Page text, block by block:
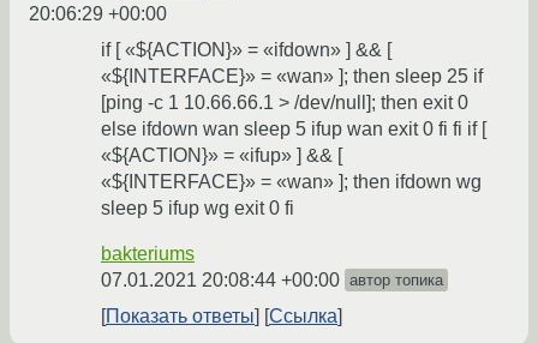
20:06:29 +00:00
if [ «${ACTION}» = «ifdown» ] && [
«${INTERFACE}» = «wan» ]; then sleep 25 if
[ping -c 1 10.66.66.1 > /dev/null]; then exit 0
else ifdown wan sleep 5 ifup wan exit 0 fi fi if [
«${ACTION}» = «ifup» ] && [
«${INTERFACE}» = «wan» ]; then ifdown wg
sleep 5 ifup wg exit 0 fi
bakteriums
07.01.2021 20:08:44 +00:00 автор топика
Показать ответы Ссылка